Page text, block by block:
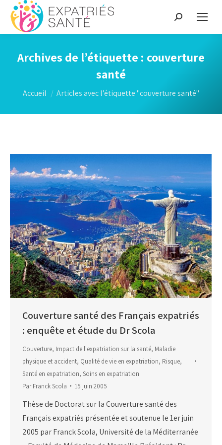
Recherche
:
Archives de l’étiquette : couverture
santé
Vous êtes ici :
Accueil Articles avec l’étiquette "couverture santé"
Couverture santé des Français expatriés
: enquête et étude du Dr Scola
Couverture, Impact de l'expatriation sur la santé, Maladie
physique et accident, Qualité de vie en expatriation, Risque,
Santé en expatriation, Soins en expatriation
ParFranck Scola 15 juin 2005
Thèse de Doctorat sur la Couverture santé des
Français expatriés présentée et soutenue le 1er juin
2005 par Franck Scola, Université de la Méditerranée